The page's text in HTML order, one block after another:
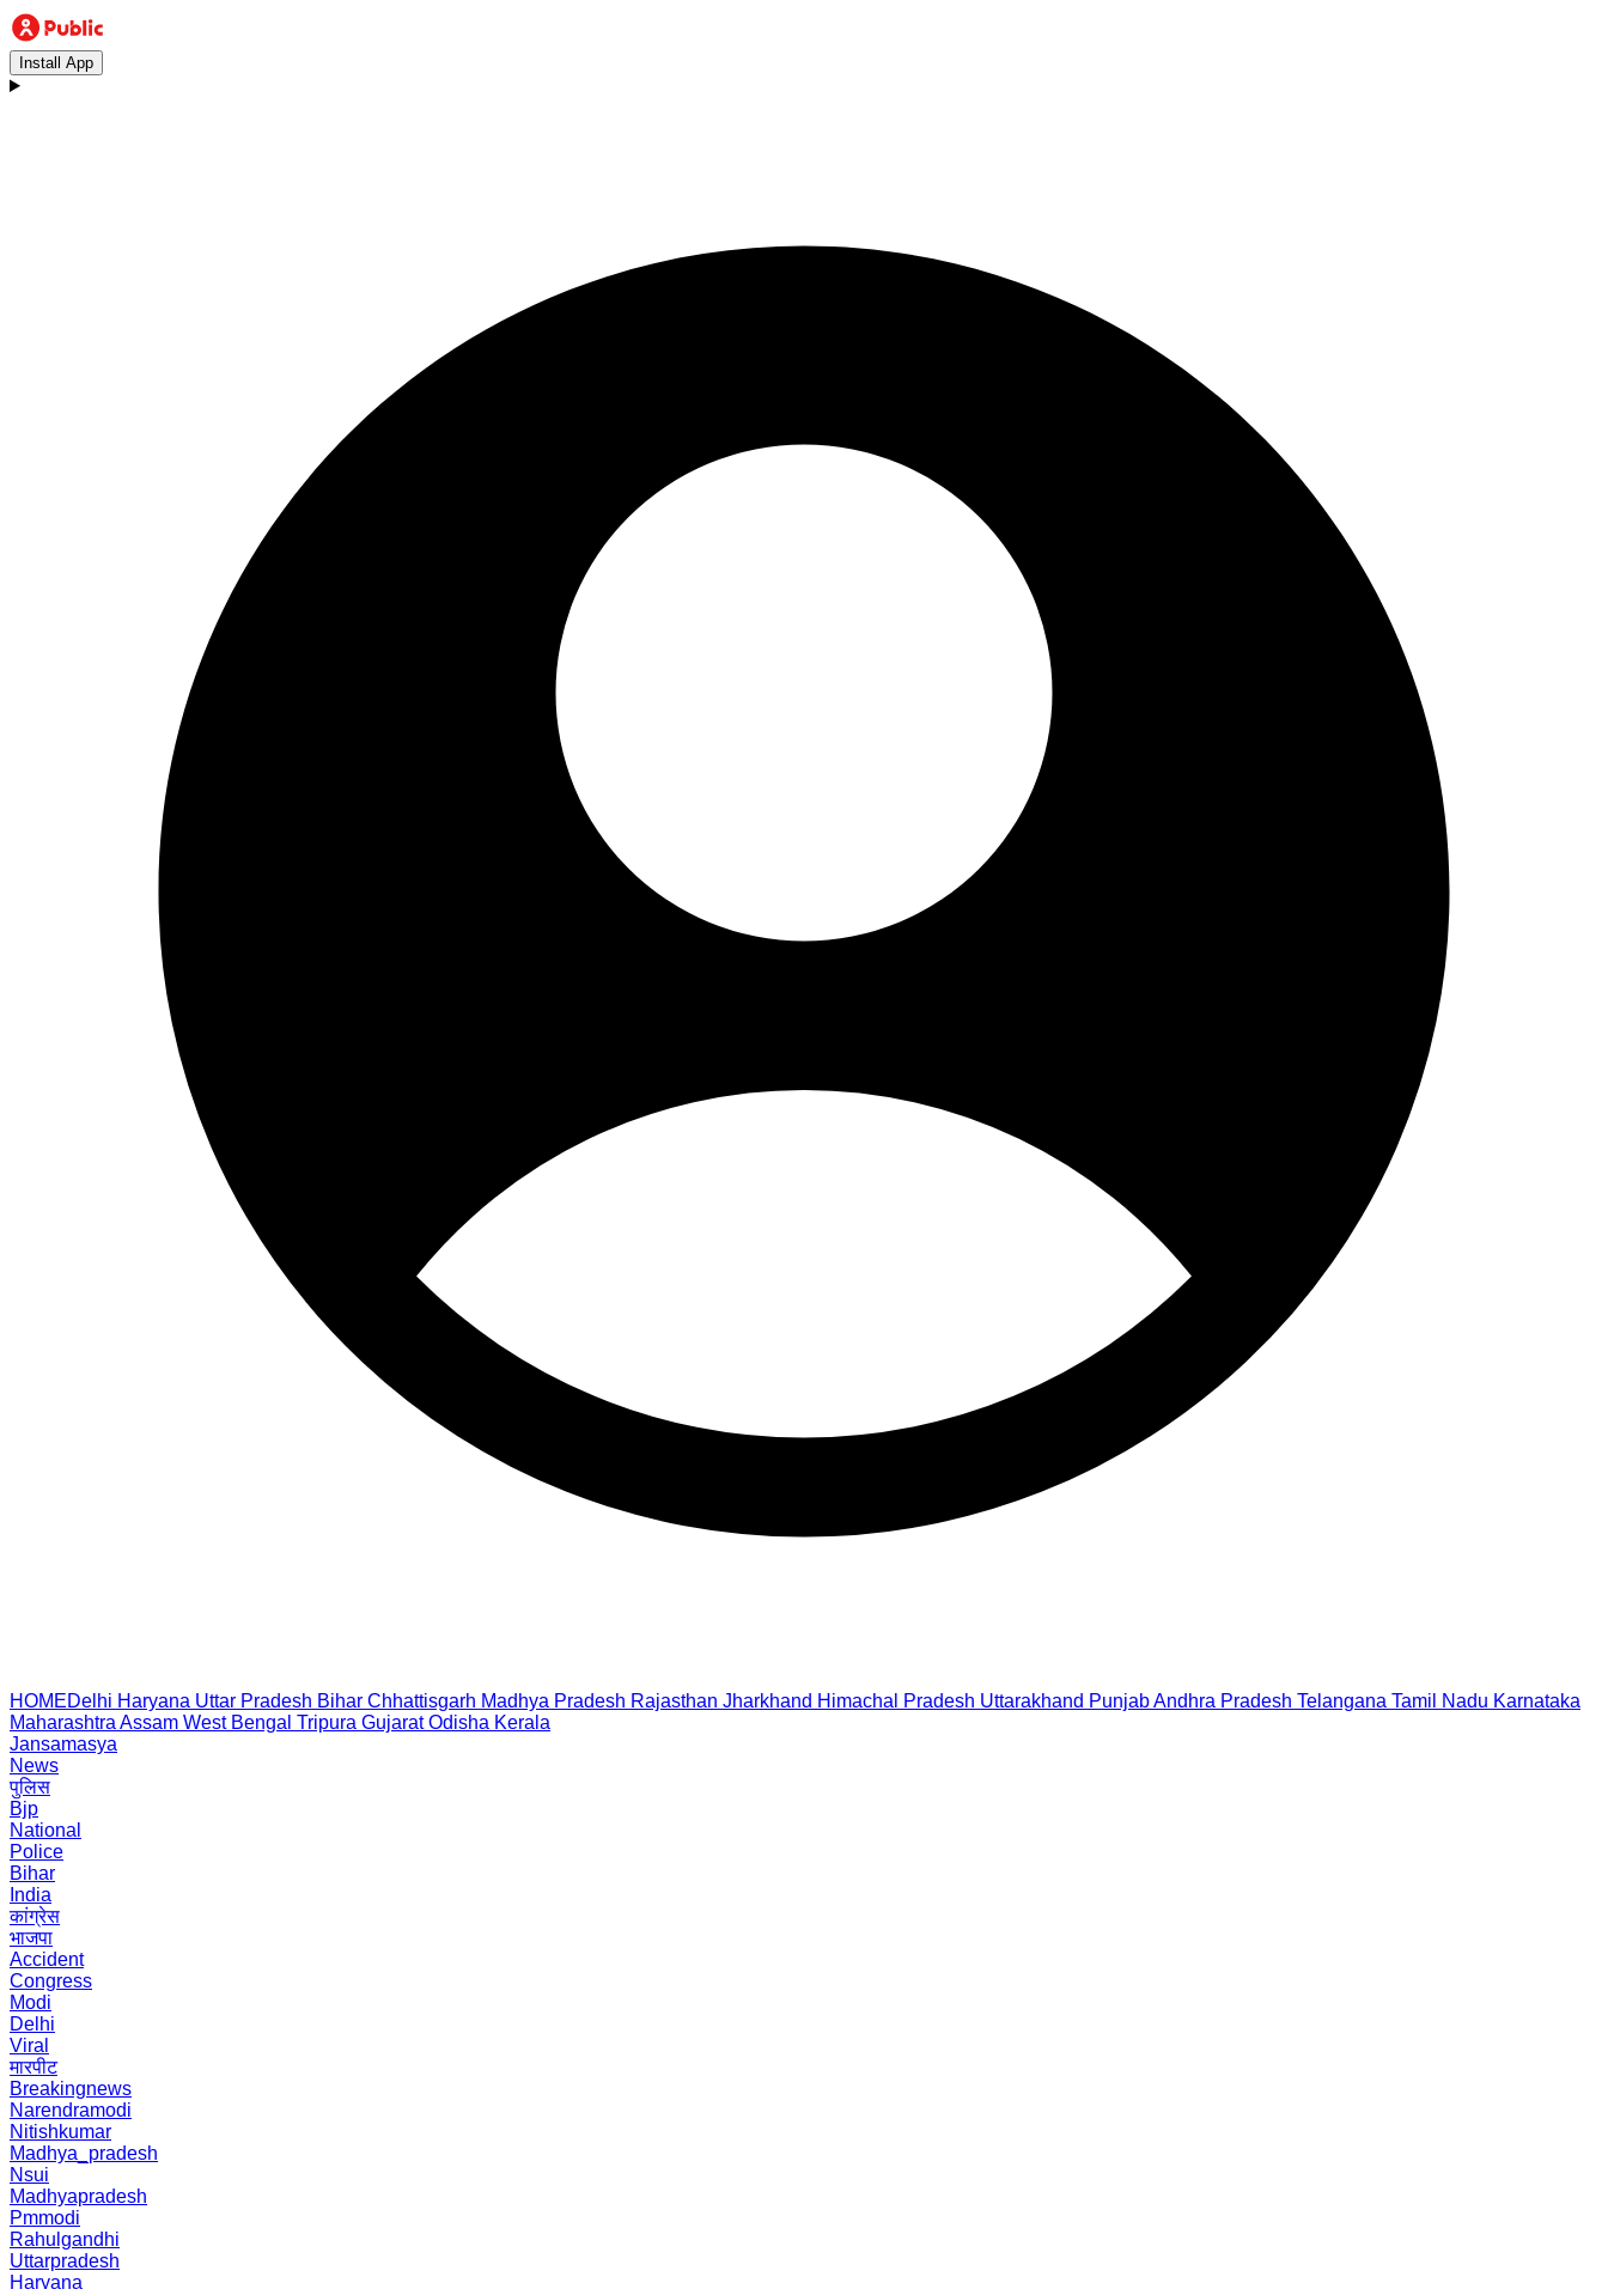
Install App
HOMEDelhi Haryana Uttar Pradesh Bihar Chhattisgarh Madhya Pradesh Rajasthan Jharkhand Himachal Pradesh Uttarakhand PunjabAndhra Pradesh Telangana Tamil Nadu Karnataka
Maharashtra Assam West Bengal Tripura Gujarat Odisha Kerala
Jansamasya
News
पुलिस
Bjp
National
Police
Bihar
India
कांग्रेस
भाजपा
Accident
Congress
Modi
Delhi
Viral
मारपीट
Breakingnews
Narendramodi
Nitishkumar
Madhya_pradesh
Nsui
Madhyapradesh
Pmmodi
Rahulgandhi
Uttarpradesh
Haryana